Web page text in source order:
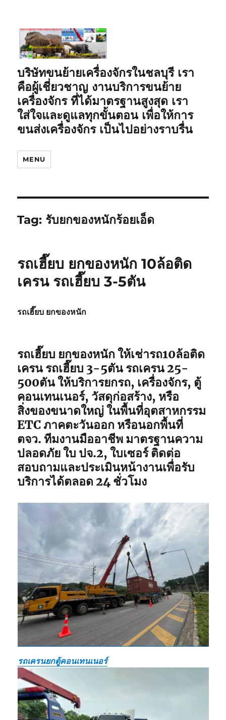
บริษัทขนย้ายเครื่องจักรในชลบุรี เรา
คือผู้เชี่ยวชาญ งานบริการขนย้าย
เครื่องจักร ที่ได้มาตรฐานสูงสุด เรา
ใส่ใจและดูแลทุกขั้นตอน เพื่อให้การ
ขนส่งเครื่องจักร เป็นไปอย่างราบรื่น
MENU
Tag: รับยกของหนักร้อยเอ็ด
รถเฮี๊ยบ ยกของหนัก 10ล้อติด
เครน รถเฮี๊ยบ 3-5ตัน
รถเฮี๊ยบ ยกของหนัก
รถเฮี๊ยบ ยกของหนัก ให้เช่ารถ10ล้อติด
เครน รถเฮี๊ยบ 3-5ตัน รถเครน 25-
500ตัน ให้บริการยกรถ, เครื่องจักร, ตู้
คอนเทนเนอร์, วัสดุก่อสร้าง, หรือ
สิ่งของขนาดใหญ่ ในพื้นที่อุตสาหกรรม
ETC ภาคตะวันออก หรือนอกพื้นที่
ตจว. ทีมงานมืออาชีพ มาตรฐานความ
ปลอดภัย ใบ ปจ.2, ใบเซอร์ ติดต่อ
สอบถามและประเมินหน้างานเพื่อรับ
บริการได้ตลอด 24 ชั่วโมง
รถเครนยกตู้คอนเทนเนอร์